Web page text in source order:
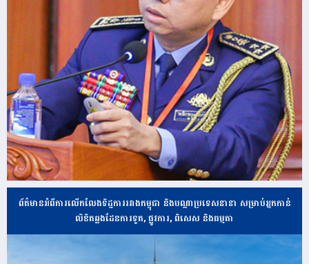
ព័ត៌មានអំពីការលើកលែងទិដ្ឋការរវាងកម្ពុជា និងបណ្ដាប្រទេសនានា សម្រាប់អ្នកកាន់
លិខិតឆ្លងដែនការទូត, ផ្លូវការ, ពិសេស និងធម្មតា